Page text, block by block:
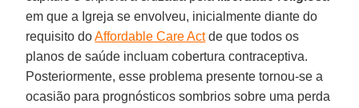
em que a Igreja se envolveu, inicialmente diante do
requisito doAffordable Care Actde que todos os
planos de saúde incluam cobertura contraceptiva.
Posteriormente, esse problema presente tornou-se a
ocasião para prognósticos sombrios sobre uma perda